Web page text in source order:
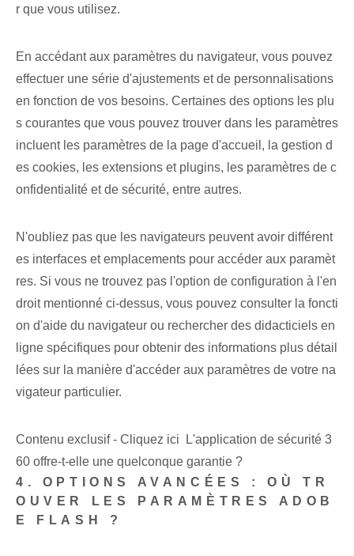
r que vous utilisez.
En accédant aux paramètres du navigateur, vous pouvez
effectuer une série d'ajustements et de personnalisations
en fonction de vos besoins. Certaines des options les plu
s courantes que vous pouvez trouver dans les paramètres
incluent les paramètres de la page d'accueil, la gestion d
es cookies, les extensions et plugins, les paramètres de c
onfidentialité et de sécurité, entre autres.
N'oubliez pas que les navigateurs peuvent avoir différent
es interfaces et emplacements pour accéder aux paramèt
res. Si vous ne trouvez pas l'option de configuration à l'en
droit mentionné ci-dessus, vous pouvez consulter la foncti
on d'aide du navigateur ou rechercher des didacticiels en
ligne spécifiques pour obtenir des informations plus détail
lées sur la manière d'accéder aux paramètres de votre na
vigateur particulier.
Contenu exclusif - Cliquez ici L'application de sécurité 3
60 offre-t-elle une quelconque garantie ?
4. OPTIONS AVANCÉES : OÙ TR
OUVER LES PARAMÈTRES ADOB
E FLASH ?